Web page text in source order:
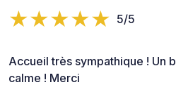
5/5
Accueil très sympathique ! Un
calme ! Merci